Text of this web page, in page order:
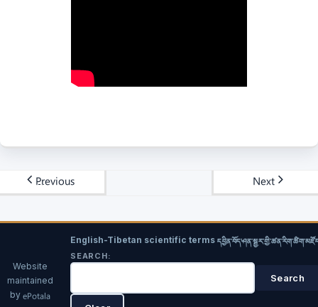
Previous Next
Website
maintained
by ePotala
English-Tibetan scientific terms
SEARCH: